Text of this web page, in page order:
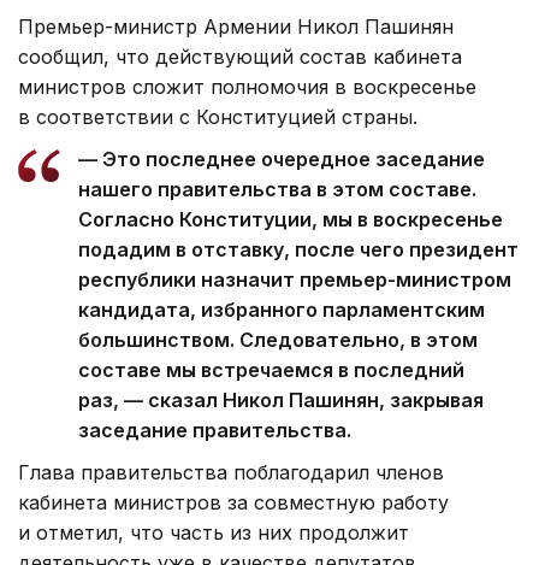
Премьер-министр Армении Никол Пашинян
сообщил, что действующий состав кабинета
министров сложит полномочия в воскресенье
в соответствии с Конституцией страны.
— Это последнее очередное заседание
нашего правительства в этом составе.
Согласно Конституции, мы в воскресенье
подадим в отставку, после чего президент
республики назначит премьер-министром
кандидата, избранного парламентским
большинством. Следовательно, в этом
составе мы встречаемся в последний
раз, — сказал Никол Пашинян, закрывая
заседание правительства.
Глава правительства поблагодарил членов
кабинета министров за совместную работу
и отметил, что часть из них продолжит